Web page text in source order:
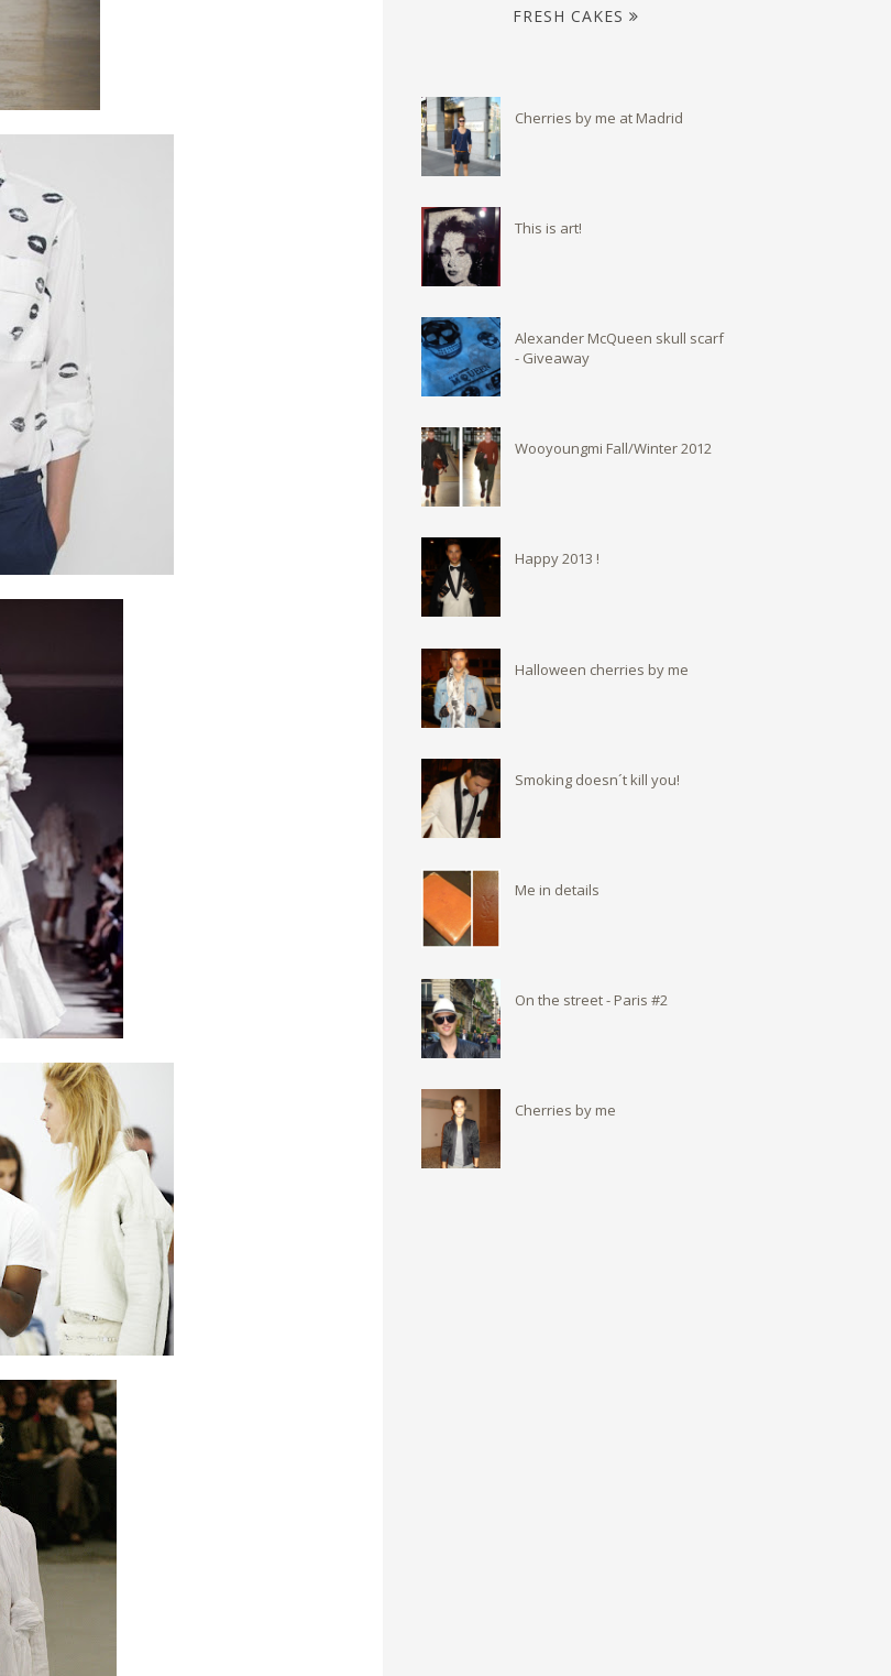
FRESH CAKES
Cherries by me at Madrid
This is art!
Alexander McQueen skull scarf
- Giveaway
Wooyoungmi Fall/Winter 2012
Happy 2013 !
Halloween cherries by me
Smoking doesn´t kill you!
Me in details
On the street - Paris #2
Cherries by me